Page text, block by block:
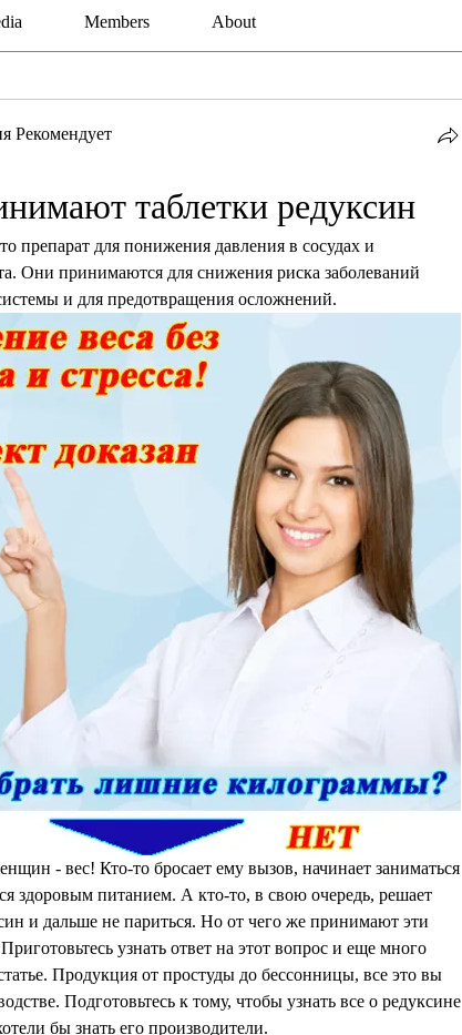
Members About
Рекомендует
таблетки редуксин
препарат для понижения давления в сосудах и
Они принимаются для снижения риска заболеваний
и для предотвращения осложнений.
- вес! Кто-то бросает ему вызов, начинает заниматься
здоровым питанием. А кто-то, в свою очередь, решает
и дальше не париться. Но от чего же принимают эти
узнать ответ на этот вопрос и еще много
Продукция от простуды до бессонницы, все это вы
Подготовьтесь к тому, чтобы узнать все о редуксине
бы знать его производители.